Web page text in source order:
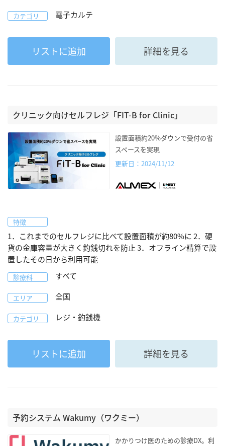
カテゴリ 電子カルテ
リストに追加 詳細を見る
クリニック向けセルフレジ「FIT-B for Clinic」
設置面積約20%ダウンで受付の省
スペースを実現
更新日：2024/11/12
特徴
1．これまでのセルフレジに比べて設置面積が約80%に 2．硬
貨の金庫容量が大きく釣銭切れを防止 3．オフライン精算で設
置したその日から利用可能
診療科 すべて
エリア 全国
カテゴリ レジ・釣銭機
リストに追加 詳細を見る
予約システム Wakumy（ワクミー）
かかりつけ医のための診療DX。利